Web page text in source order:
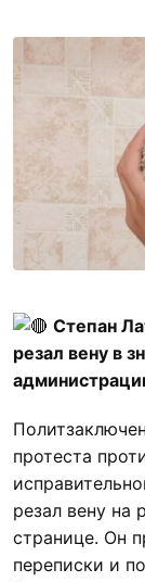
Степан
резал вену в
протеста
резал вену на
странице. Он
переписки и